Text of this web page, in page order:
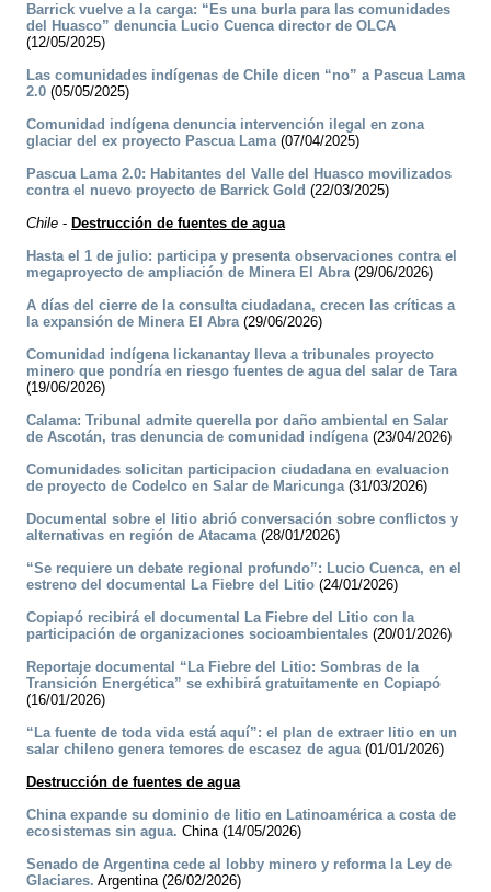
Barrick vuelve a la carga: “Es una burla para las comunidades
del Huasco” denuncia Lucio Cuenca director de OLCA
(12/05/2025)
Las comunidades indígenas de Chile dicen “no” a Pascua Lama
2.0 (05/05/2025)
Comunidad indígena denuncia intervención ilegal en zona
glaciar del ex proyecto Pascua Lama(07/04/2025)
Pascua Lama 2.0: Habitantes del Valle del Huasco movilizados
contra el nuevo proyecto de Barrick Gold (22/03/2025)
Chile - Destrucción de fuentes de agua
Hasta el 1 de julio: participa y presenta observaciones contra el
megaproyecto de ampliación de Minera El Abra(29/06/2026)
A días del cierre de la consulta ciudadana, crecen las críticas a
la expansión de Minera El Abra(29/06/2026)
Comunidad indígena lickanantay lleva a tribunales proyecto
minero que pondría en riesgo fuentes de agua del salar de Tara
(19/06/2026)
Calama: Tribunal admite querella por daño ambiental en Salar
de Ascotán, tras denuncia de comunidad indígena(23/04/2026)
Comunidades solicitan participacion ciudadana en evaluacion
de proyecto de Codelco en Salar de Maricunga(31/03/2026)
Documental sobre el litio abrió conversación sobre conflictos y
alternativas en región de Atacama(28/01/2026)
“Se requiere un debate regional profundo”: Lucio Cuenca, en el
estreno del documental La Fiebre del Litio (24/01/2026)
Copiapó recibirá el documental La Fiebre del Litio con la
participación de organizaciones socioambientales (20/01/2026)
Reportaje documental “La Fiebre del Litio: Sombras de la
Transición Energética” se exhibirá gratuitamente en Copiapó
(16/01/2026)
“La fuente de toda vida está aquí”: el plan de extraer litio en un
salar chileno genera temores de escasez de agua(01/01/2026)
Destrucción de fuentes de agua
China expande su dominio de litio en Latinoamérica a costa de
ecosistemas sin agua. China (14/05/2026)
Senado de Argentina cede al lobby minero y reforma la Ley de
Glaciares. Argentina (26/02/2026)